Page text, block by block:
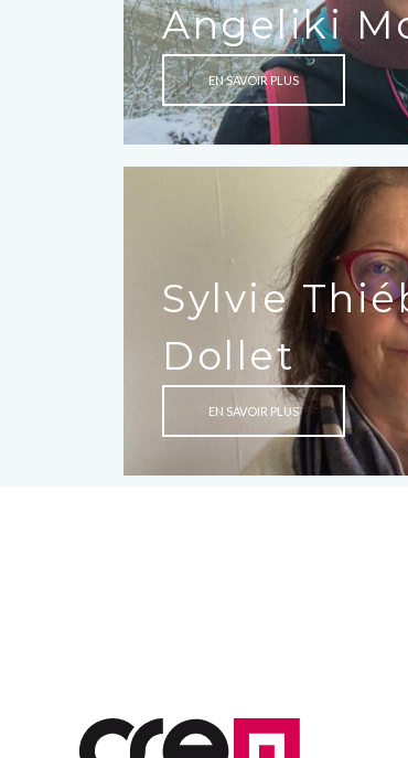
Angeliki
EN SAVOIR PLUS
Sylvie
Dollet
EN SAVOIR PLUS